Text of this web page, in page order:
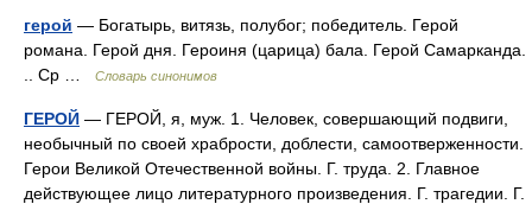
герой — Богатырь, витязь, полубог; победитель. Герой
романа. Герой дня. Героиня (царица) бала. Герой Самарканда.
.. Ср …
Словарь синонимов
ГЕРОЙ — ГЕРОЙ, я, муж. 1. Человек, совершающий подвиги,
необычный по своей храбрости, доблести, самоотверженности.
Герои Великой Отечественной войны. Г. труда. 2. Главное
действующее лицо литературного произведения. Г. трагедии. Г.